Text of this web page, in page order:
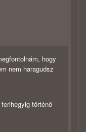
hogy
nem haragudsz
történő